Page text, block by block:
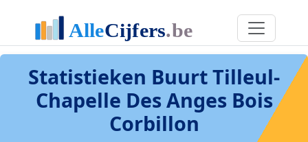
Statistieken Buurt Tilleul-
Chapelle Des Anges Bois
Corbillon